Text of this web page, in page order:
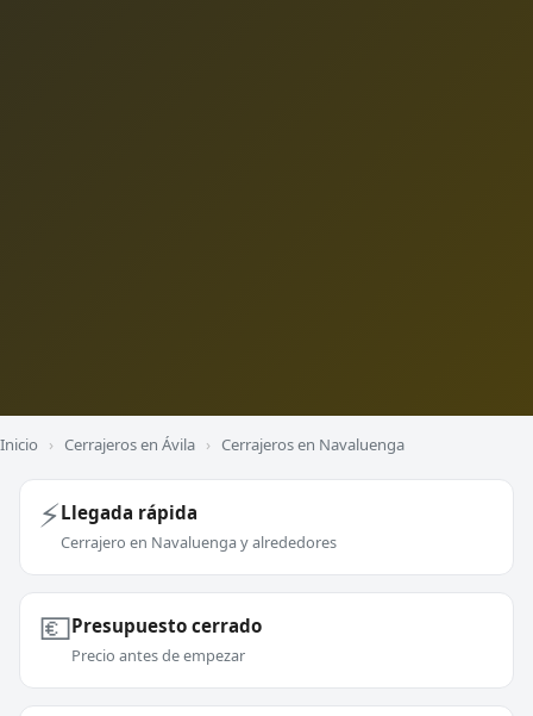
Inicio › Cerrajeros en Ávila › Cerrajeros en Navaluenga
⚡Llegada rápida
Cerrajero en Navaluenga y alrededores
💶Presupuesto cerrado
Precio antes de empezar